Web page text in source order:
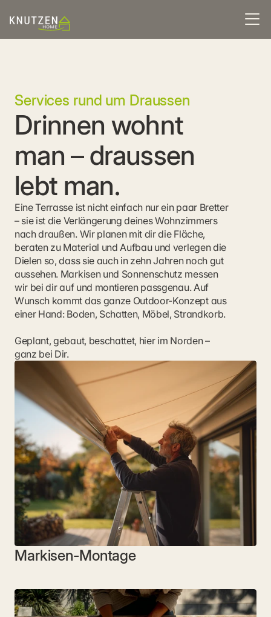
Services rund um Draussen
Drinnen wohnt
man – draussen
lebt man.
Eine Terrasse ist nicht einfach nur ein paar Bretter
– sie ist die Verlängerung deines Wohnzimmers
nach draußen. Wir planen mit dir die Fläche,
beraten zu Material und Aufbau und verlegen die
Dielen so, dass sie auch in zehn Jahren noch gut
aussehen. Markisen und Sonnenschutz messen
wir bei dir auf und montieren passgenau. Auf
Wunsch kommt das ganze Outdoor-Konzept aus
einer Hand: Boden, Schatten, Möbel, Strandkorb.
Geplant, gebaut, beschattet, hier im Norden –
ganz bei Dir.
Markisen-Montage